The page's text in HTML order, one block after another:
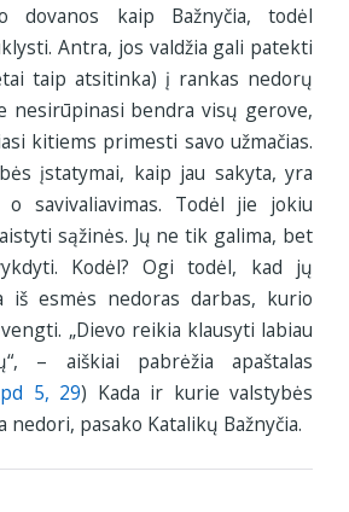
dovanos kaip Bažnyčia, todėl
Antra, jos valdžia gali patekti
taip atsitinka) į rankas nedorų
nesirūpinasi bendra visų gerove,
kitiems primesti savo užmačias.
įstatymai, kaip jau sakyta, yra
o savivaliavimas. Todėl jie jokiu
sąžinės. Jų ne tik galima, bet
Kodėl? Ogi todėl, kad jų
iš esmės nedoras darbas, kurio
„Dievo reikia klausyti labiau
– aiškiai pabrėžia apaštalas
5, 29) Kada ir kurie valstybės
nedori, pasako Katalikų Bažnyčia.